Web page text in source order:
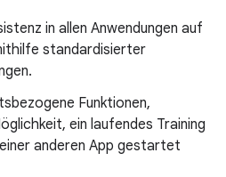
in allen Anwendungen auf
standardisierter
Funktionen,
ein laufendes Training
anderen App gestartet